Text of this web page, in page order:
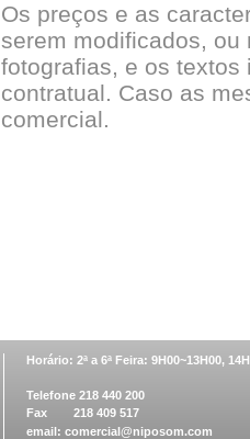
Os preços e as
serem modificados, ou
fotografias, e os
contratual. Caso as
comercial.
Horário: 2ª a 6ª Feira: 9H00~13H00,
Telefone 218 440 200
Fax 218 409 517
email: comercial@niposom.com